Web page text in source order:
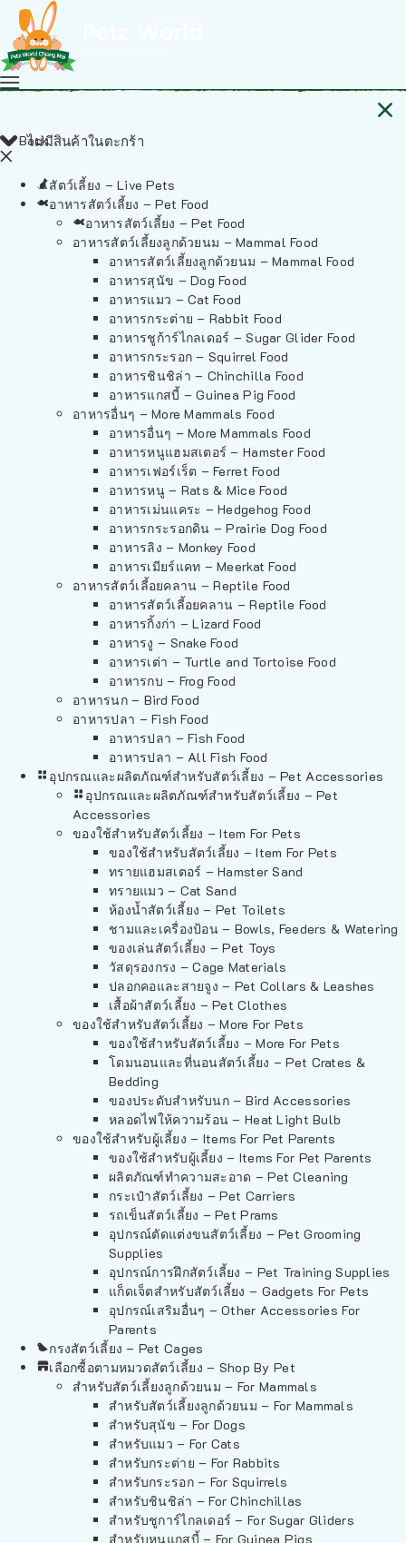
ไม่มีสินค้าในตะกร้า
Back
สัตว์เลี้ยง – Live Pets
อาหารสัตว์เลี้ยง – Pet Food
อาหารสัตว์เลี้ยง – Pet Food
อาหารสัตว์เลี้ยงลูกด้วยนม – Mammal Food
อาหารสัตว์เลี้ยงลูกด้วยนม – Mammal Food
อาหารสุนัข – Dog Food
อาหารแมว – Cat Food
อาหารกระต่าย – Rabbit Food
อาหารชูก้าร์ไกลเดอร์ – Sugar Glider Food
อาหารกระรอก – Squirrel Food
อาหารชินชิล่า – Chinchilla Food
อาหารแกสบี้ – Guinea Pig Food
อาหารอื่นๆ – More Mammals Food
อาหารอื่นๆ – More Mammals Food
อาหารหนูแฮมสเตอร์ – Hamster Food
อาหารเฟอร์เร็ต – Ferret Food
อาหารหนู – Rats & Mice Food
อาหารเม่นแคระ – Hedgehog Food
อาหารกระรอกดิน – Prairie Dog Food
อาหารลิง – Monkey Food
อาหารเมียร์แคท – Meerkat Food
อาหารสัตว์เลี้อยคลาน – Reptile Food
อาหารสัตว์เลี้อยคลาน – Reptile Food
อาหารกิ้งก่า – Lizard Food
อาหารงู – Snake Food
อาหารเต่า – Turtle and Tortoise Food
อาหารกบ – Frog Food
อาหารนก – Bird Food
อาหารปลา – Fish Food
อาหารปลา – Fish Food
อาหารปลา – All Fish Food
อุปกรณและผลิตภัณฑ์สำหรับสัตว์เลี้ยง – Pet Accessories
อุปกรณและผลิตภัณฑ์สำหรับสัตว์เลี้ยง – Pet
Accessories
ของใช้สำหรับสัตว์เลี้ยง – Item For Pets
ของใช้สำหรับสัตว์เลี้ยง – Item For Pets
ทรายแฮมสเตอร์ – Hamster Sand
ทรายแมว – Cat Sand
ห้องน้ำสัตว์เลี้ยง – Pet Toilets
ชามและเครื่องป้อน – Bowls, Feeders & Watering
ของเล่นสัตว์เลี้ยง – Pet Toys
วัสดุรองกรง – Cage Materials
ปลอกคอและสายจูง – Pet Collars & Leashes
เสื้อผ้าสัตว์เลี้ยง – Pet Clothes
ของใช้สำหรับสัตว์เลี้ยง – More For Pets
ของใช้สำหรับสัตว์เลี้ยง – More For Pets
โดมนอนและที่นอนสัตว์เลี้ยง – Pet Crates &
Bedding
ของประดับสำหรับนก – Bird Accessories
หลอดไฟให้ความร้อน – Heat Light Bulb
ของใช้สำหรับผู้เลี้ยง – Items For Pet Parents
ของใช้สำหรับผู้เลี้ยง – Items For Pet Parents
ผลิตภัณฑ์ทำความสะอาด – Pet Cleaning
กระเป๋าสัตว์เลี้ยง – Pet Carriers
รถเข็นสัตว์เลี้ยง – Pet Prams
อุปกรณ์ตัดแต่งขนสัตว์เลี้ยง – Pet Grooming
Supplies
อุปกรณ์การฝึกสัตว์เลี้ยง – Pet Training Supplies
แก็ดเจ็ตสำหรับสัตว์เลี้ยง – Gadgets For Pets
อุปกรณ์เสริมอื่นๆ – Other Accessories For
Parents
กรงสัตว์เลี้ยง – Pet Cages
เลือกซื้อตามหมวดสัตว์เลี้ยง – Shop By Pet
สำหรับสัตว์เลี้ยงลูกด้วยนม – For Mammals
สำหรับสัตว์เลี้ยงลูกด้วยนม – For Mammals
สำหรับสุนัข – For Dogs
สำหรับแมว – For Cats
สำหรับกระต่าย – For Rabbits
สำหรับกระรอก – For Squirrels
สำหรับชินชิล่า – For Chinchillas
สำหรับชูการ์ไกลเดอร์ – For Sugar Gliders
สำหรับหนูแกสบี้ – For Guinea Pigs